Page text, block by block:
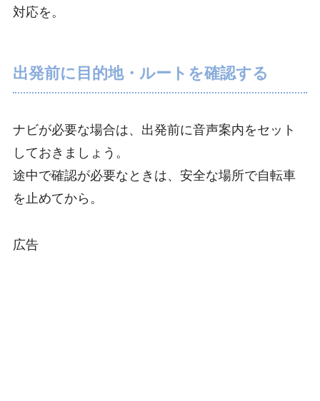
対応を。
出発前に目的地・ルートを確認する
ナビが必要な場合は、出発前に音声案内をセット
しておきましょう。
途中で確認が必要なときは、安全な場所で自転車
を止めてから。
広告